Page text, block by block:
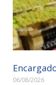
06/08/2026